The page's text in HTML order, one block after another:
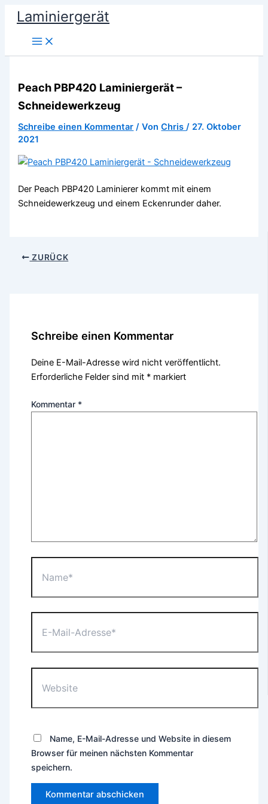
Zum
Inhalt
springen
Laminiergerät
Peach PBP420 Laminiergerät –
Schneidewerkzeug
Schreibe einen Kommentar / VonChris/ 27. Oktober
2021
Der Peach PBP420 Laminierer kommt mit einem
Schneidewerkzeug und einem Eckenrunder daher.
ZURÜCK
Schreibe einen Kommentar
Deine E-Mail-Adresse wird nicht veröffentlicht.
Erforderliche Felder sind mit * markiert
Kommentar *
Mail-
Name, E-Mail-Adresse und Website in diesem
Browser für meinen nächsten Kommentar
speichern.